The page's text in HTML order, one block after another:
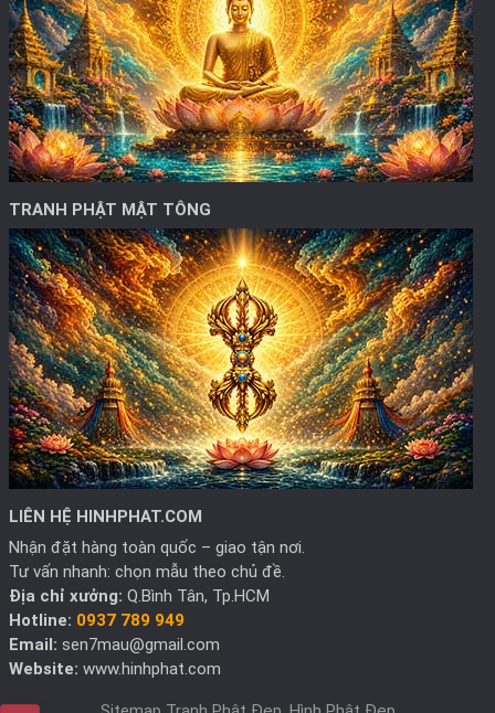
TRANH PHẬT MẬT TÔNG
LIÊN HỆ HINHPHAT.COM
Nhận đặt hàng toàn quốc – giao tận nơi.
Tư vấn nhanh: chọn mẫu theo chủ đề.
Địa chỉ xưởng: Q.Bình Tân, Tp.HCM
Hotline: 0937 789 949
Email: sen7mau@gmail.com
Website: www.hinhphat.com